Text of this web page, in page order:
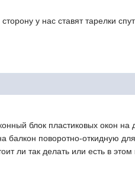
у нас ставят тарелки
блок пластиковых окон
балкон поворотно-откидную
ли так делать или есть в